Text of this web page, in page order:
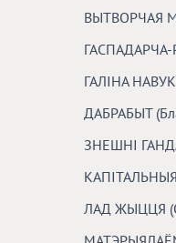
ВЫТВОРЧАЯ
ГАСПАДАРЧА-
ГАЛIНА
ДАБРАБЫТ
ЗНЕШНІ
ЛАД ЖЫЦЦЯ